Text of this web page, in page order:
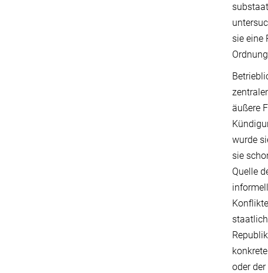
sie eine
äußere
wurde
sie
Quelle
oder